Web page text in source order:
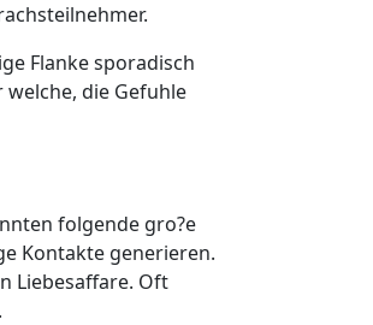
Flanke sporadisch
die Gefuhle
folgende gro?e
Kontakte generieren.
Liebesaffare. Oft